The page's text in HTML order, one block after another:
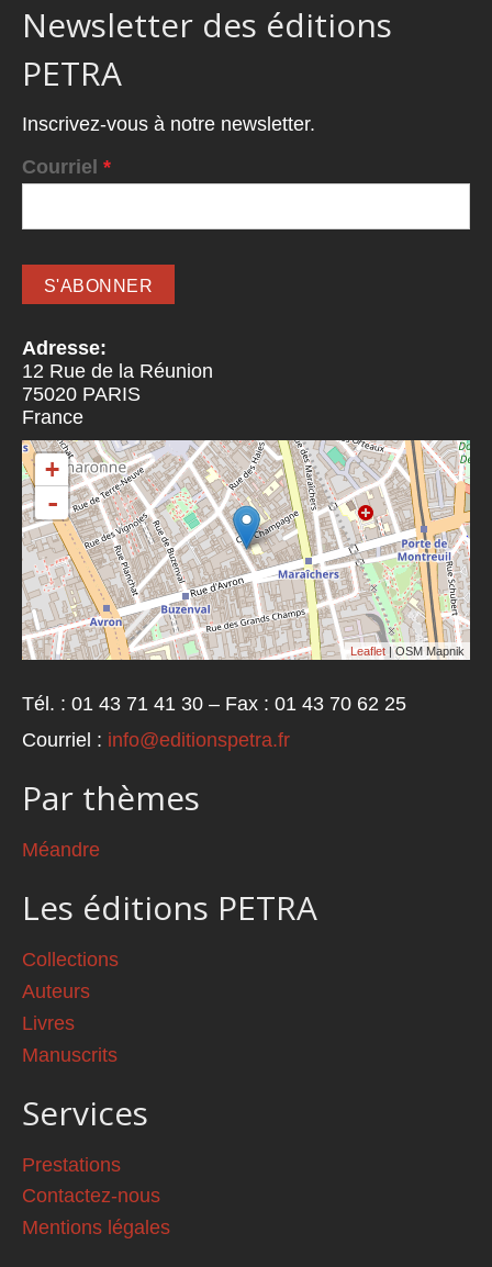
Newsletter des éditions
PETRA
Inscrivez-vous à notre newsletter.
Courriel *
Adresse:
12 Rue de la Réunion
75020 PARIS
France
+
-
Leaflet | OSM Mapnik
Tél. : 01 43 71 41 30 – Fax : 01 43 70 62 25
Courriel : info@editionspetra.fr
Par thèmes
Méandre
Les éditions PETRA
Collections
Auteurs
Livres
Manuscrits
Services
Prestations
Contactez-nous
Mentions légales